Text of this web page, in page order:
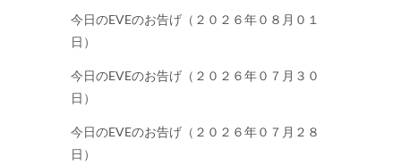
今日のEVEのお告げ（２０２６年０８月０１
日）
今日のEVEのお告げ（２０２６年０７月３０
日）
今日のEVEのお告げ（２０２６年０７月２８
日）